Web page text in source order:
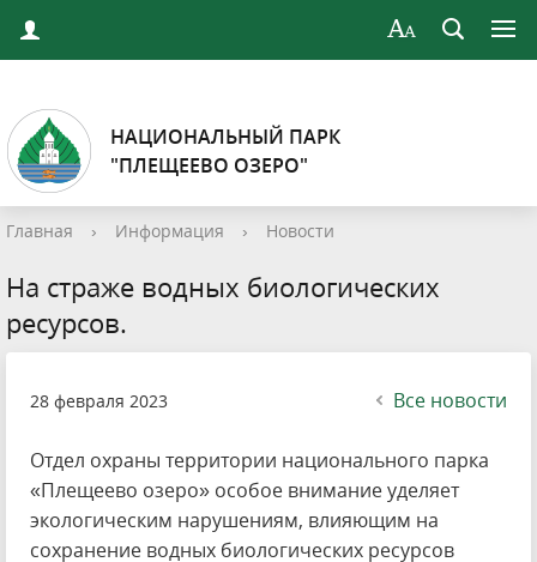
НАЦИОНАЛЬНЫЙ ПАРК
"ПЛЕЩЕЕВО ОЗЕРО"
Главная › Информация › Новости
На страже водных биологических
ресурсов.
28 февраля 2023 Все новости
Отдел охраны территории национального парка
«Плещеево озеро» особое внимание уделяет
экологическим нарушениям, влияющим на
сохранение водных биологических ресурсов